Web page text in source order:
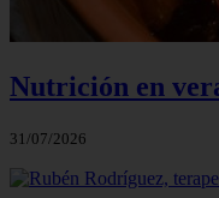
Nutrición en
31/07/2026